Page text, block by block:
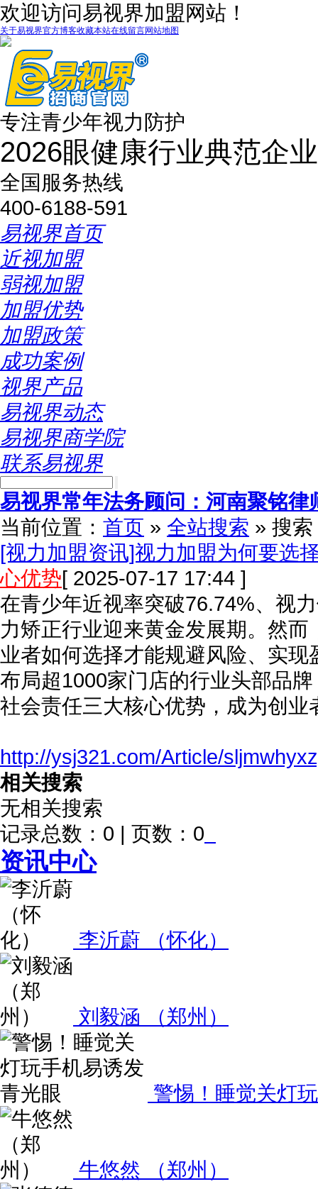
欢迎访问易视界加盟网站！
关于易视界官方博客收藏本站在线留言网站地图
专注青少年视力防护
2026眼健康行业典范企业
全国服务热线
400-6188-591
易视界首页
近视加盟
弱视加盟
加盟优势
加盟政策
成功案例
视界产品
易视界动态
易视界商学院
联系易视界
易视界常年法务顾问：河南聚铭律
当前位置： 首页 » 全站搜索 » 搜
[视力加盟资讯]视力加盟为何要选
心优势[ 2025-07-17 17:44 ]
在青少年近视率突破76.74%、视
力矫正行业迎来黄金发展期。然
业者如何选择才能规避风险、实
布局超1000家门店的行业头部品
社会责任三大核心优势，成为创
http://ysj321.com/Article/
相关搜索
无相关搜索
记录总数：0 | 页数：0
资讯中心
李沂蔚 （怀化）
刘毅涵 （郑州）
警惕！睡觉关灯
牛悠然 （郑州）